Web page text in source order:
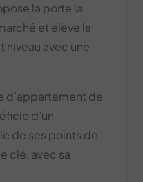
la porte la
et élève la
niveau avec une
d’appartement de
d’un
de ses points de
clé, avec sa